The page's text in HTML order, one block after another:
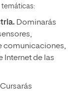
temáticas:
Dominarás
comunicaciones,
Internet de las
Cursarás